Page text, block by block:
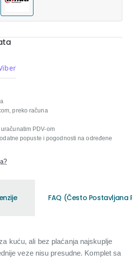
preko računa
PDV-om
popuste i pogodnosti na određene
FAQ (Često Postavljana
kuću, ali bez plaćanja najskuplje
veze nisu presudne. Komplet sa